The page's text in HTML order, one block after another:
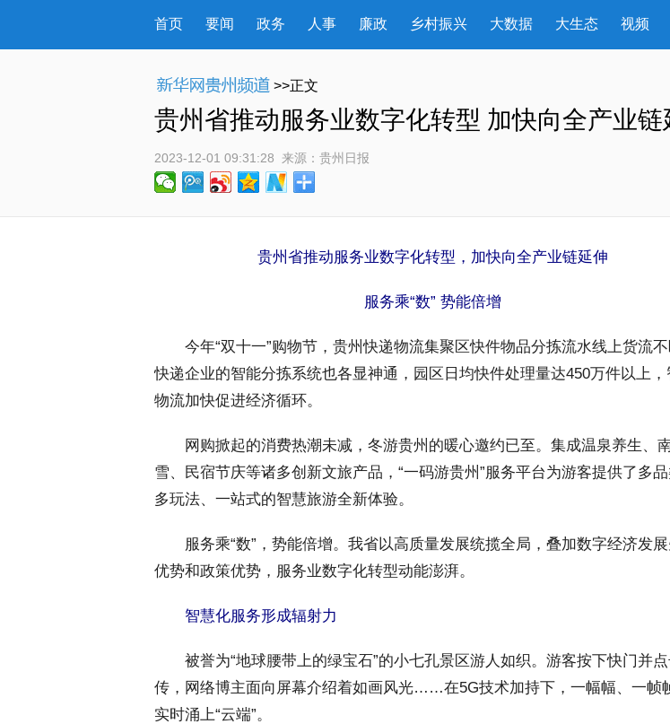
首页 要闻 政务 人事 廉政 乡村振兴 大数据 大生态 视频
>>正文
贵州省推动服务业数字化转型 加快向全产业链
2023-12-01 09:31:28 来源： 贵州日报
贵州省推动服务业数字化转型，加快向全产业链延伸
服务乘“数” 势能倍增
今年“双十一”购物节，贵州快递物流集聚区快件物品分拣流水线上货流不
快递企业的智能分拣系统也各显神通，园区日均快件处理量达450万件以上，
物流加快促进经济循环。
网购掀起的消费热潮未减，冬游贵州的暖心邀约已至。集成温泉养生、
雪、民宿节庆等诸多创新文旅产品，“一码游贵州”服务平台为游客提供了多品
多玩法、一站式的智慧旅游全新体验。
服务乘“数”，势能倍增。我省以高质量发展统揽全局，叠加数字经济发
优势和政策优势，服务业数字化转型动能澎湃。
智慧化服务形成辐射力
被誉为“地球腰带上的绿宝石”的小七孔景区游人如织。游客按下快门并点
传，网络博主面向屏幕介绍着如画风光……在5G技术加持下，一幅幅、一帧
实时涌上“云端”。